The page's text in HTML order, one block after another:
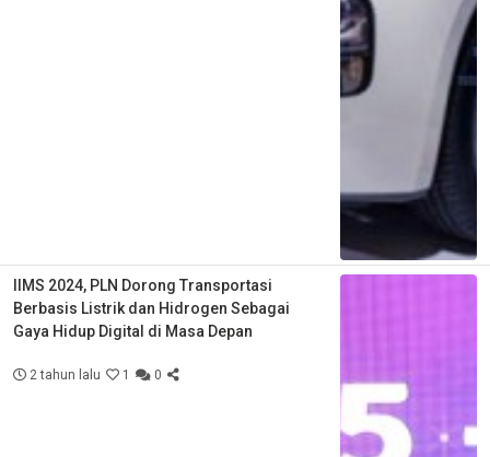
IIMS 2024, PLN Dorong Transportasi
Berbasis Listrik dan Hidrogen Sebagai
Gaya Hidup Digital di Masa Depan
2 tahun lalu 1 0